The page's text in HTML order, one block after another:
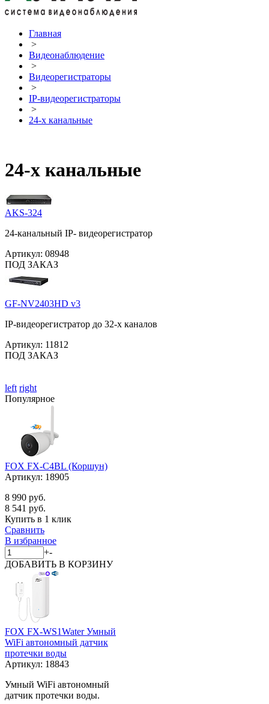
Главная
>
Видеонаблюдение
>
Видеорегистраторы
>
IP-видеорегистраторы
>
24-х канальные
24-х канальные
AKS-324
24-канальный IP- видеорегистратор
Артикул: 08948
ПОД ЗАКАЗ
GF-NV2403HD v3
IP-видеорегистратор до 32-х каналов
Артикул: 11812
ПОД ЗАКАЗ
left right
Популярное
FOX FX-C4BL (Коршун)
Артикул: 18905
8 990 руб.
8 541 руб.
Купить в 1 клик
Сравнить
В избранное
+-
ДОБАВИТЬ В КОРЗИНУ
FOX FX-WS1Water Умный
WiFi автономный датчик
протечки воды
Артикул: 18843
Умный WiFi автономный
датчик протечки воды.